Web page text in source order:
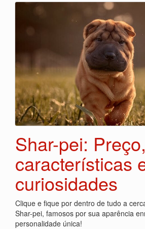
Shar-pei:
características
curiosidades
Clique e fique por dentro de tudo a
Shar-pei, famosos por sua aparência
personalidade única!